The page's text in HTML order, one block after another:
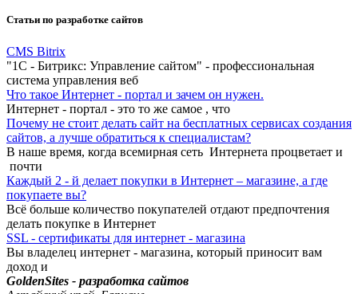
Статьи по разработке сайтов
CMS Bitrix
"1С - Битрикс: Управление сайтом" - профессиональная
система управления веб
Что такое Интернет - портал и зачем он нужен.
Интернет - портал - это то же самое , что
Почему не стоит делать сайт на бесплатных сервисах создания
сайтов, а лучше обратиться к специалистам?
В наше время, когда всемирная сеть Интернета процветает и
почти
Каждый 2 - й делает покупки в Интернет – магазине, а где
покупаете вы?
Всё больше количество покупателей отдают предпочтения
делать покупке в Интернет
SSL - сертификаты для интернет - магазина
Вы владелец интернет - магазина, который приносит вам
доход и
GoldenSites - разработка сайтов